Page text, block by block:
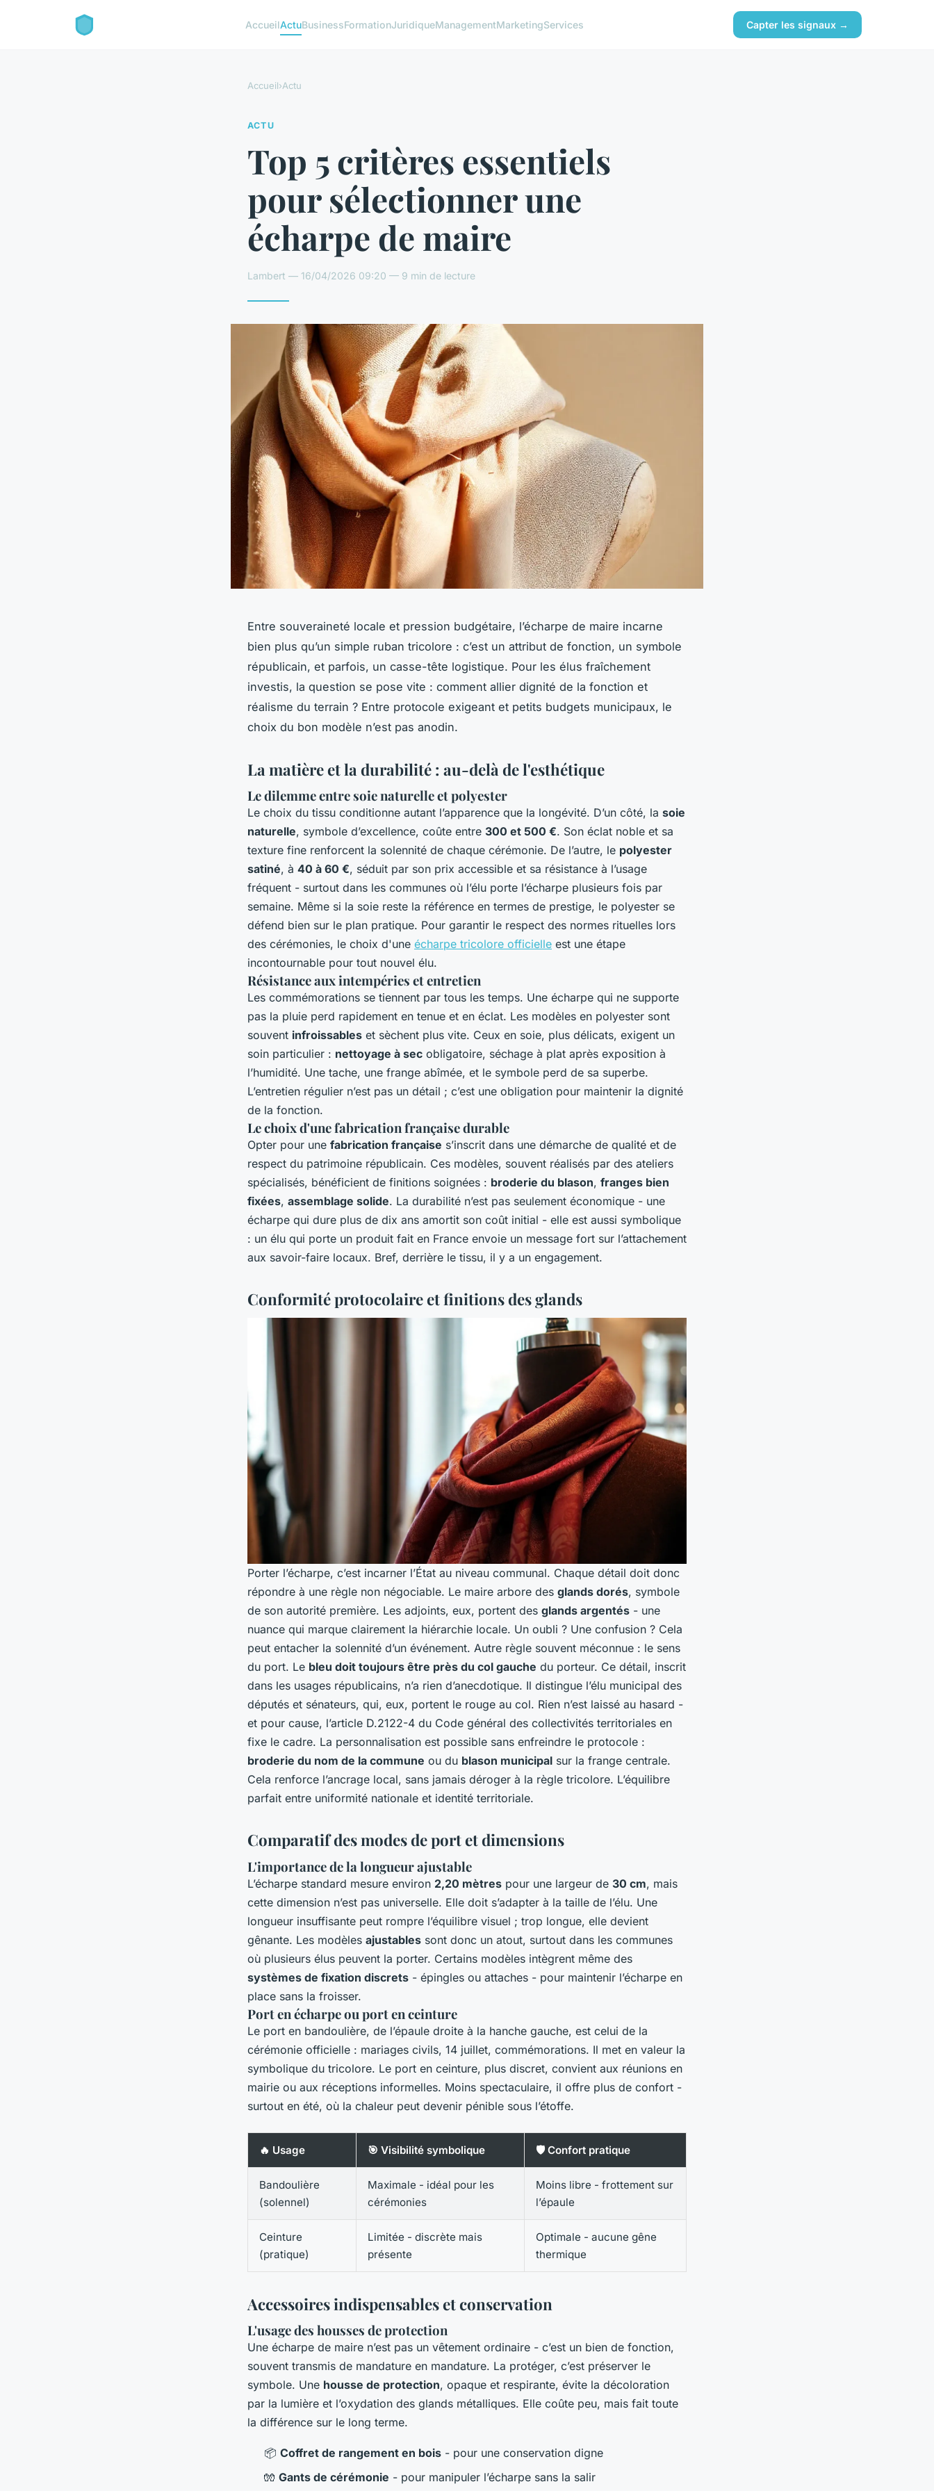
AccueilActuBusinessFormationJuridiqueManagementMarketingServices Capter les signaux →
Accueil›Actu
ACTU
Top 5 critères essentiels
pour sélectionner une
écharpe de maire
Lambert — 16/04/2026 09:20 — 9 min de lecture
Entre souveraineté locale et pression budgétaire, l’écharpe de maire incarne
bien plus qu’un simple ruban tricolore : c’est un attribut de fonction, un symbole
républicain, et parfois, un casse-tête logistique. Pour les élus fraîchement
investis, la question se pose vite : comment allier dignité de la fonction et
réalisme du terrain ? Entre protocole exigeant et petits budgets municipaux, le
choix du bon modèle n’est pas anodin.
La matière et la durabilité : au-delà de l'esthétique
Le dilemme entre soie naturelle et polyester
Le choix du tissu conditionne autant l’apparence que la longévité. D’un côté, la soie
naturelle, symbole d’excellence, coûte entre 300 et 500 €. Son éclat noble et sa
texture fine renforcent la solennité de chaque cérémonie. De l’autre, le polyester
satiné, à 40 à 60 €, séduit par son prix accessible et sa résistance à l’usage
fréquent - surtout dans les communes où l’élu porte l’écharpe plusieurs fois par
semaine. Même si la soie reste la référence en termes de prestige, le polyester se
défend bien sur le plan pratique. Pour garantir le respect des normes rituelles lors
des cérémonies, le choix d'une écharpe tricolore officielle est une étape
incontournable pour tout nouvel élu.
Résistance aux intempéries et entretien
Les commémorations se tiennent par tous les temps. Une écharpe qui ne supporte
pas la pluie perd rapidement en tenue et en éclat. Les modèles en polyester sont
souvent infroissables et sèchent plus vite. Ceux en soie, plus délicats, exigent un
soin particulier : nettoyage à sec obligatoire, séchage à plat après exposition à
l’humidité. Une tache, une frange abîmée, et le symbole perd de sa superbe.
L’entretien régulier n’est pas un détail ; c’est une obligation pour maintenir la dignité
de la fonction.
Le choix d'une fabrication française durable
Opter pour une fabrication française s’inscrit dans une démarche de qualité et de
respect du patrimoine républicain. Ces modèles, souvent réalisés par des ateliers
spécialisés, bénéficient de finitions soignées : broderie du blason, franges bien
fixées, assemblage solide. La durabilité n’est pas seulement économique - une
écharpe qui dure plus de dix ans amortit son coût initial - elle est aussi symbolique
: un élu qui porte un produit fait en France envoie un message fort sur l’attachement
aux savoir-faire locaux. Bref, derrière le tissu, il y a un engagement.
Conformité protocolaire et finitions des glands
Porter l’écharpe, c’est incarner l’État au niveau communal. Chaque détail doit donc
répondre à une règle non négociable. Le maire arbore des glands dorés, symbole
de son autorité première. Les adjoints, eux, portent des glands argentés - une
nuance qui marque clairement la hiérarchie locale. Un oubli ? Une confusion ? Cela
peut entacher la solennité d’un événement. Autre règle souvent méconnue : le sens
du port. Le bleu doit toujours être près du col gauche du porteur. Ce détail, inscrit
dans les usages républicains, n’a rien d’anecdotique. Il distingue l’élu municipal des
députés et sénateurs, qui, eux, portent le rouge au col. Rien n’est laissé au hasard -
et pour cause, l’article D.2122-4 du Code général des collectivités territoriales en
fixe le cadre. La personnalisation est possible sans enfreindre le protocole :
broderie du nom de la commune ou du blason municipal sur la frange centrale.
Cela renforce l’ancrage local, sans jamais déroger à la règle tricolore. L’équilibre
parfait entre uniformité nationale et identité territoriale.
Comparatif des modes de port et dimensions
L'importance de la longueur ajustable
L’écharpe standard mesure environ 2,20 mètres pour une largeur de 30 cm, mais
cette dimension n’est pas universelle. Elle doit s’adapter à la taille de l’élu. Une
longueur insuffisante peut rompre l’équilibre visuel ; trop longue, elle devient
gênante. Les modèles ajustables sont donc un atout, surtout dans les communes
où plusieurs élus peuvent la porter. Certains modèles intègrent même des
systèmes de fixation discrets - épingles ou attaches - pour maintenir l’écharpe en
place sans la froisser.
Port en écharpe ou port en ceinture
Le port en bandoulière, de l’épaule droite à la hanche gauche, est celui de la
cérémonie officielle : mariages civils, 14 juillet, commémorations. Il met en valeur la
symbolique du tricolore. Le port en ceinture, plus discret, convient aux réunions en
mairie ou aux réceptions informelles. Moins spectaculaire, il offre plus de confort -
surtout en été, où la chaleur peut devenir pénible sous l’étoffe.
🔥 Usage 🎯 Visibilité symbolique 🛡️ Confort pratique
Bandoulière
(solennel)
Maximale - idéal pour les
cérémonies
Moins libre - frottement sur
l’épaule
Ceinture
(pratique)
Limitée - discrète mais
présente
Optimale - aucune gêne
thermique
Accessoires indispensables et conservation
L'usage des housses de protection
Une écharpe de maire n’est pas un vêtement ordinaire - c’est un bien de fonction,
souvent transmis de mandature en mandature. La protéger, c’est préserver le
symbole. Une housse de protection, opaque et respirante, évite la décoloration
par la lumière et l’oxydation des glands métalliques. Elle coûte peu, mais fait toute
la différence sur le long terme.
📦 Coffret de rangement en bois - pour une conservation digne
🧤 Gants de cérémonie - pour manipuler l’écharpe sans la salir